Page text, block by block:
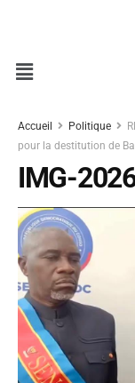
Accueil Politique
pour la destitution de
IMG-